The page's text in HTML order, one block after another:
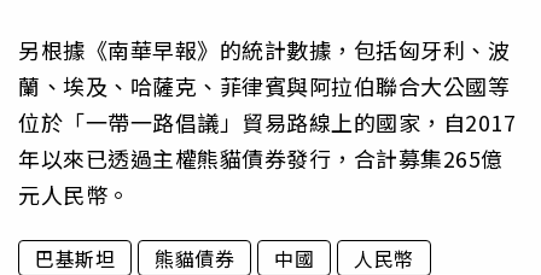
另根據《南華早報》的統計數據，包括匈牙利、波
蘭、埃及、哈薩克、菲律賓與阿拉伯聯合大公國等
位於「一帶一路倡議」貿易路線上的國家，自2017
年以來已透過主權熊貓債券發行，合計募集265億
元人民幣。
巴基斯坦 熊貓債券 中國
人民幣